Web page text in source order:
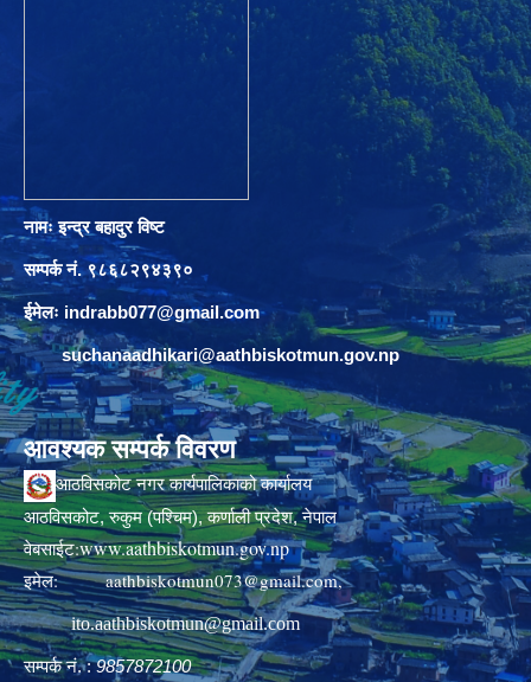
नामः इन्द्र बहादुर विष्ट
सम्पर्क नं. ९८६८२९४३९०
ईमेलः indrabb077@gmail.com
suchanaadhikari@aathbiskotmun.gov.np
आवश्यक सम्पर्क विवरण
आठविसकोट नगर कार्यपालिकाको कार्यालय
आठविसकोट, रुकुम (पश्चिम), कर्णाली प्रदेश, नेपाल
वेबसाईट:www.aathbiskotmun.gov.np
इमेल:aathbiskotmun073@gmail.com,
ito.aathbiskotmun@gmail.com
सम्पर्क नं. :9857872100